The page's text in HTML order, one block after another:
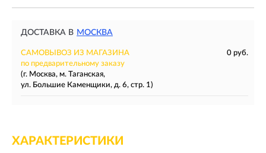
ДОСТАВКА В МОСКВА
САМОВЫВОЗ ИЗ МАГАЗИНА
0 руб.
по предварительному заказу
(г. Москва, м. Таганская,
ул. Большие Каменщики, д. 6, стр. 1)
ХАРАКТЕРИСТИКИ